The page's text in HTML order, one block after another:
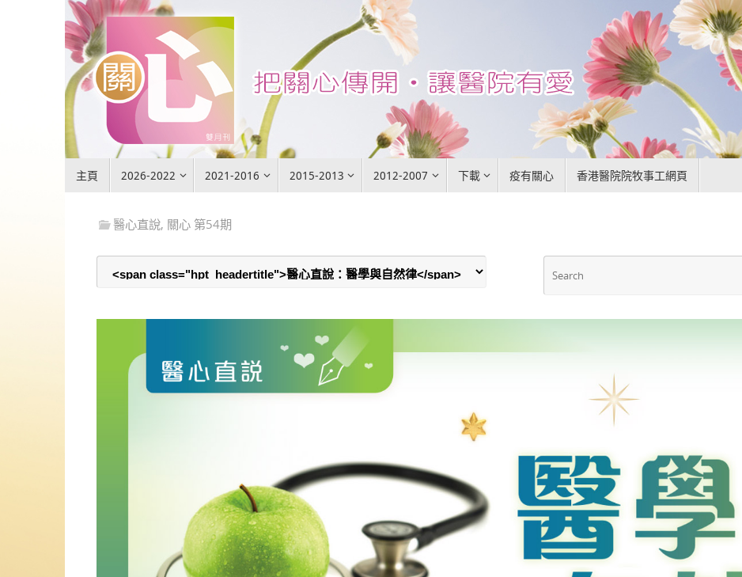
主頁 2026-2022 2021-2016 2015-2013 2012-2007 下載 疫有關心 香港醫院院牧事工網頁
醫心直說, 關心 第54期